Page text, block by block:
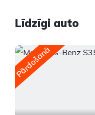
Līdzīgi auto
Pārdošanā